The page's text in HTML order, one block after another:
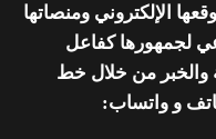
الإلكتروني ومنصاتها
لجمهورها كفاعل
والخبر من خلال خط
و واتساب: